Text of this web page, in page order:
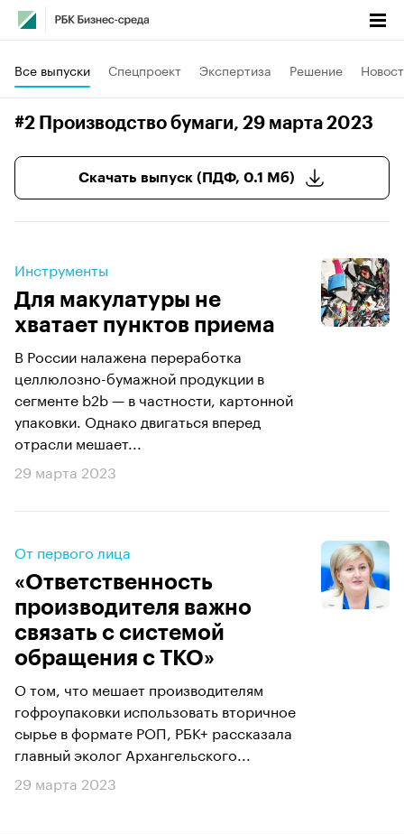
Все выпуски Спецпроект Экспертиза Решение
#2 Производство бумаги, 29 марта 2023
Скачать выпуск (ПДФ, 0.1 Мб)
Инструменты
Для макулатуры не
хватает пунктов приема
В России налажена переработка
целлюлозно-бумажной продукции в
сегменте b2b — в частности, картонной
упаковки. Однако двигаться вперед
отрасли мешает...
29 марта 2023
От первого лица
«Ответственность
производителя важно
связать с системой
обращения с ТКО»
О том, что мешает производителям
гофроупаковки использовать вторичное
сырье в формате РОП, РБК+ рассказала
главный эколог Архангельского...
29 марта 2023